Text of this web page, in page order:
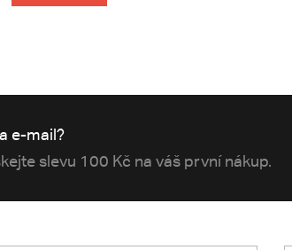
e-mail?
slevu 100 Kč na váš první nákup.